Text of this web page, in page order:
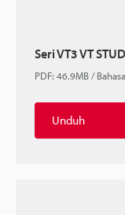
Seri VT3 VT
PDF: 46.9MB/
Unduh